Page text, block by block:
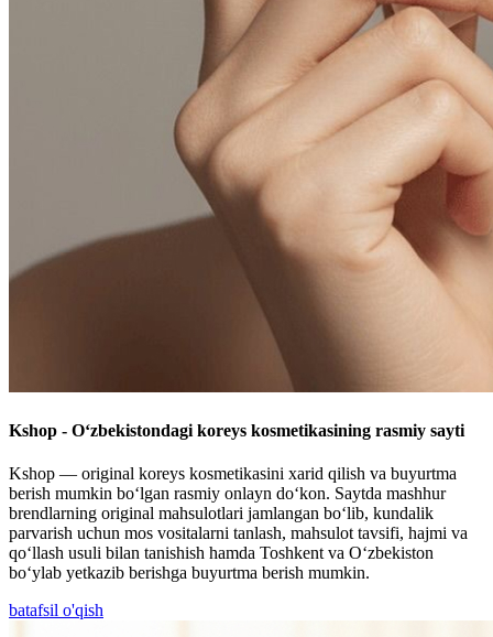
Kshop - O‘zbekistondagi koreys kosmetikasining rasmiy sayti
Kshop — original koreys kosmetikasini xarid qilish va buyurtma
berish mumkin bo‘lgan rasmiy onlayn do‘kon. Saytda mashhur
brendlarning original mahsulotlari jamlangan bo‘lib, kundalik
parvarish uchun mos vositalarni tanlash, mahsulot tavsifi, hajmi va
qo‘llash usuli bilan tanishish hamda Toshkent va O‘zbekiston
bo‘ylab yetkazib berishga buyurtma berish mumkin.
batafsil o'qish